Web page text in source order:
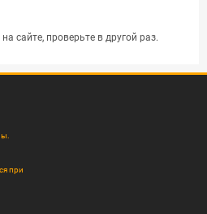
сайте, проверьте в другой раз.
при